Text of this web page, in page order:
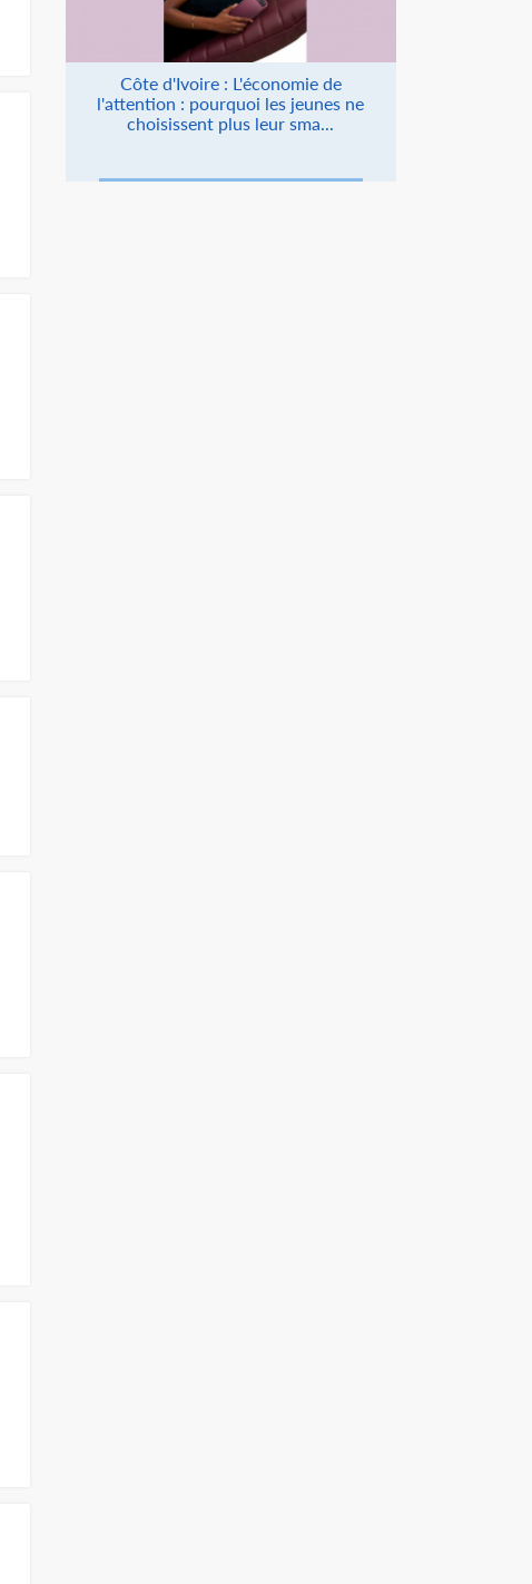
Côte d'Ivoire : L'économie de
l'attention : pourquoi les jeunes ne
choisissent plus leur sma...